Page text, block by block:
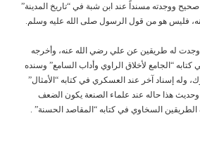
ووجدته مسنداً عند ابن شبة في “تاريخ المدينة”
فليس هو من قول الرسول صلى الله عليه وسلم.
وجدت له طريقين عن علي رضي الله عنه، وأخرجه
“الجامع لأخلاق الراوي وأداب السامع” وسنده
وله إسناد آخر عند العسكري في كتابه “الأمثال”
هذا حاله عند علماء الصنعة يكون الضعف
السخاوي في كتابه “المقاصد الحسنة” .